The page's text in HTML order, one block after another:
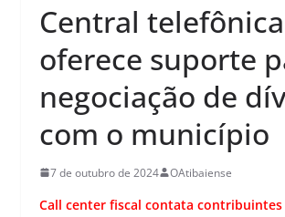
Central telefônica
oferece suporte
negociação de
com o município
7 de outubro de 2024 OAtibaiense
Call center fiscal contata contribuintes